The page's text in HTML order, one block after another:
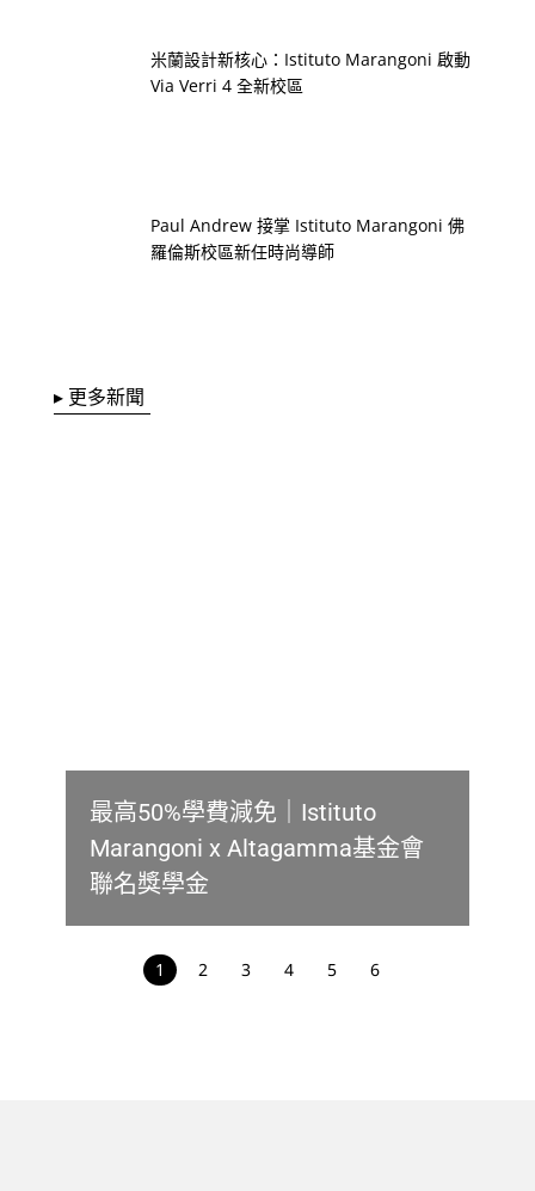
米蘭設計新核心：Istituto Marangoni 啟動
Via Verri 4 全新校區
Paul Andrew 接掌 Istituto Marangoni 佛
羅倫斯校區新任時尚導師
▸ 更多新聞
最高50%學費減免｜Istituto
Marangoni x Altagamma基金會
聯名獎學金
1 2 3 4 5 6